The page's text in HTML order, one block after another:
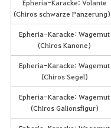
Epheria-Karacke: Volante
(Chiros schwarze Panzerung)
Epheria-Karacke: Wagemut
(Chiros Kanone)
Epheria-Karacke: Wagemut
(Chiros Segel)
Epheria-Karacke: Wagemut
(Chiros Galionsfigur)